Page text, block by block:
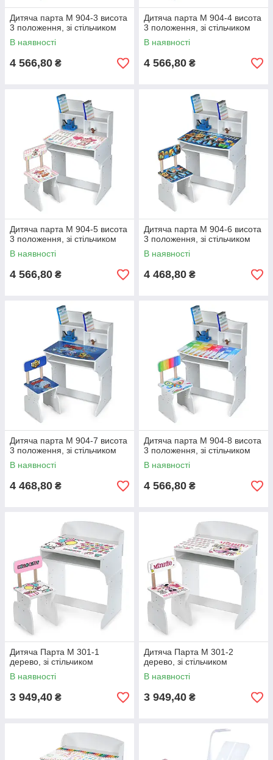
Дитяча парта M 904-3 висота
3 положення, зі стільчиком
В наявності
4 566,80 ₴
Дитяча парта M 904-4 висота
3 положення, зі стільчиком
В наявності
4 566,80 ₴
Дитяча парта M 904-5 висота
3 положення, зі стільчиком
В наявності
4 566,80 ₴
Дитяча парта M 904-6 висота
3 положення, зі стільчиком
В наявності
4 468,80 ₴
Дитяча парта M 904-7 висота
3 положення, зі стільчиком
В наявності
4 468,80 ₴
Дитяча парта M 904-8 висота
3 положення, зі стільчиком
В наявності
4 566,80 ₴
Дитяча Парта M 301-1
дерево, зі стільчиком
В наявності
3 949,40 ₴
Дитяча Парта M 301-2
дерево, зі стільчиком
В наявності
3 949,40 ₴